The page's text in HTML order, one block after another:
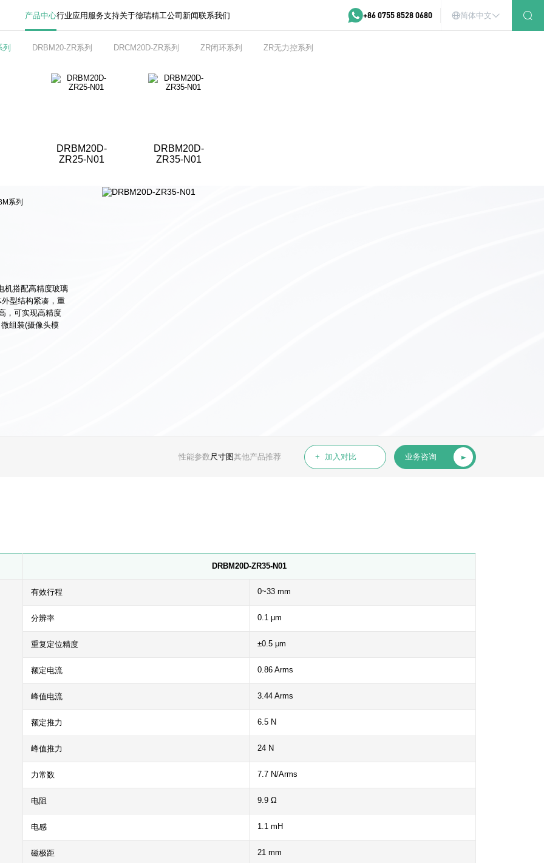
产品中心行业应用服务支持关于德瑞精工公司新闻联系我们 +86 0755 8528 0680 简体中文
列 DRBM20-ZR系列 DRCM20D-ZR系列 ZR闭环系列 ZR无力控系列
DRBM20D-
ZR25-N01
DRBM20D-
ZR35-N01
系列
机搭配高精度玻璃
型结构紧凑，重
，可实现高精度
组装(摄像头模
性能参数尺寸图其他产品推荐 + 加入对比 业务咨询
DRBM20D-ZR35-N01
有效行程 0~33 mm
分辨率 0.1 μm
重复定位精度 ±0.5 μm
额定电流 0.86 Arms
峰值电流 3.44 Arms
额定推力 6.5 N
峰值推力 24 N
力常数 7.7 N/Arms
电阻 9.9 Ω
电感 1.1 mH
磁极距 21 mm